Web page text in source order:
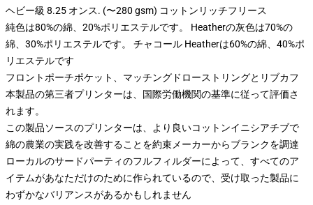
ヘビー級 8.25 オンス. (〜280 gsm) コットンリッチフリース
純色は80%の綿、20%ポリエステルです。 Heatherの灰色は70%の
綿、30%ポリエステルです。 チャコール Heatherは60%の綿、40%ポ
リエステルです
フロントポーチポケット、マッチングドローストリングとリブカフ
本製品の第三者プリンターは、国際労働機関の基準に従って評価さ
れます。
この製品ソースのプリンターは、より良いコットンイニシアチブで
綿の農業の実践を改善することを約束メーカーからブランクを調達
ローカルのサードパーティのフルフィルダーによって、すべてのア
イテムがあなただけのために作られているので、受け取った製品に
わずかなバリアンスがあるかもしれません